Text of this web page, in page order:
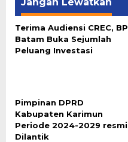
Terima Audiensi CREC, BP
Batam Buka Sejumlah
Peluang Investasi
Pimpinan DPRD
Kabupaten Karimun
Periode 2024-2029 resmi
Dilantik